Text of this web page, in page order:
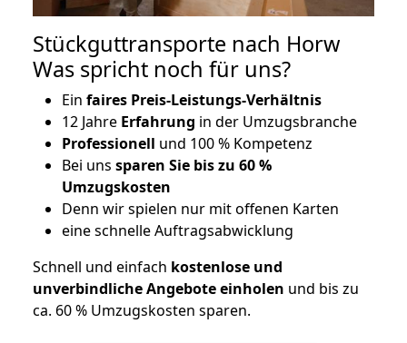
Stückguttransporte nach Horw
Was spricht noch für uns?
Ein faires Preis-Leistungs-Verhältnis
12 Jahre Erfahrung in der Umzugsbranche
Professionell und 100 % Kompetenz
Bei uns sparen Sie bis zu 60 %
Umzugskosten
Denn wir spielen nur mit offenen Karten
eine schnelle Auftragsabwicklung
Schnell und einfach kostenlose und
unverbindliche Angebote einholen und bis zu
ca. 60 % Umzugskosten sparen.